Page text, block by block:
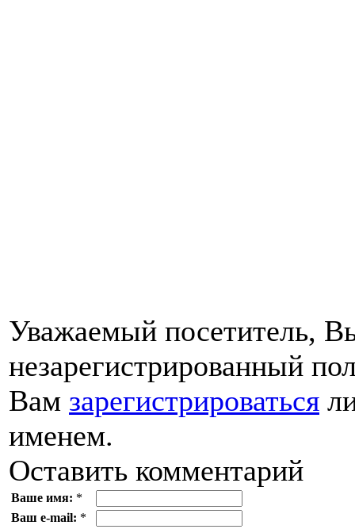
Уважаемый посетитель,
незарегистрированный
Вам зарегистрироваться
именем.
Оставить комментарий
Ваше имя: *
Ваш e-mail: *